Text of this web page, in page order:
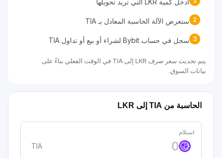
أدخل كمية LKR التي تريد تحويلها
2 ستعرض الآلة الحاسبة المعادل بـ TIA
3 سجل في حساب Bybit لشراء أو بيع أو تداول TIA
يتم تحديث سعر صرف LKR إلى TIA في الوقت الفعلي بناءً على
بيانات السوق.
الحاسبة من TIA إلى LKR
استلام
TIA